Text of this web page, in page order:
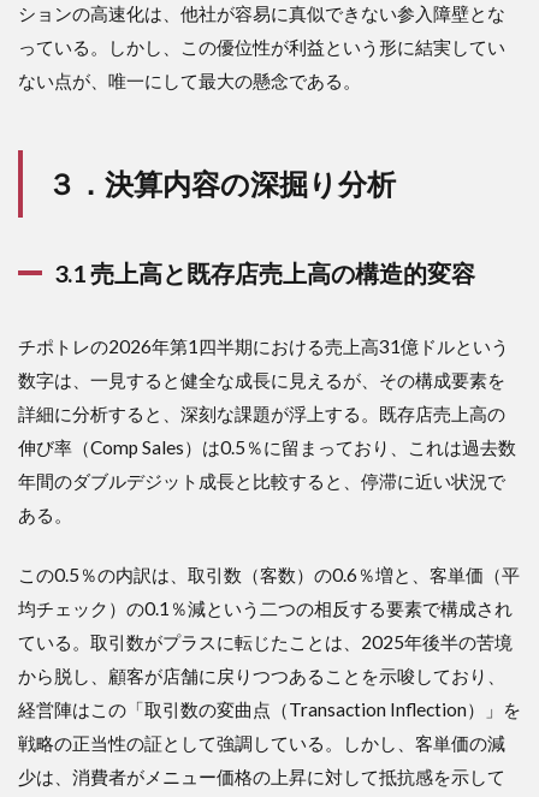
い
て：
中長
期的
オと
5.1
5.1
Growth」
問われる
年
5.2
5.2 マ
クと
学的
暗雲
5.3
5.3 投
資家
への
示
ションの高速化は、他社が容易に真似できない参入障壁とな
っている。しかし、この優位性が利益という形に結実してい
ない点が、唯一にして最大の懸念である。
３．決算内容の深掘り分析
3.1 売上高と既存店売上高の構造的変容
チポトレの2026年第1四半期における売上高31億ドルという
数字は、一見すると健全な成長に見えるが、その構成要素を
詳細に分析すると、深刻な課題が浮上する。既存店売上高の
伸び率（Comp Sales）は0.5％に留まっており、これは過去数
年間のダブルデジット成長と比較すると、停滞に近い状況で
ある。
この0.5％の内訳は、取引数（客数）の0.6％増と、客単価（平
均チェック）の0.1％減という二つの相反する要素で構成され
ている。取引数がプラスに転じたことは、2025年後半の苦境
から脱し、顧客が店舗に戻りつつあることを示唆しており、
経営陣はこの「取引数の変曲点（Transaction Inflection）」を
戦略の正当性の証として強調している。しかし、客単価の減
少は、消費者がメニュー価格の上昇に対して抵抗感を示して